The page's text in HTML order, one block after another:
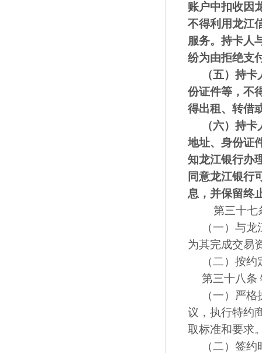
账户中扣收因
不得利用龙江
服务。持卡人
纷为由拒绝支
（五） 持卡
份证件等，不
得出租 、 转借
（六） 持卡
地址、身份证
知龙江银行办
同意龙江银行
息，并保留终
第三十七
（一）与
为其完成交易
（二）按
第三十八条
（一）严
议，执行特约
取标准和要求
（二）签